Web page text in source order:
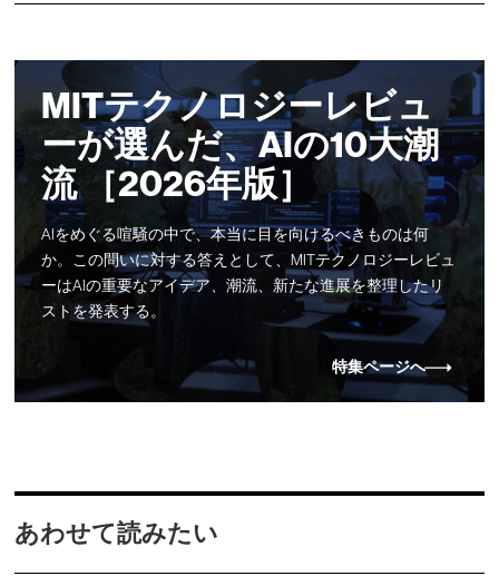
MITテクノロジーレビュ
ーが選んだ、AIの10大潮
流 ［2026年版］
AIをめぐる喧騒の中で、本当に目を向けるべきものは何
か。この問いに対する答えとして、MITテクノロジーレビュ
ーはAIの重要なアイデア、潮流、新たな進展を整理したリ
ストを発表する。
特集ページへ
あわせて読みたい